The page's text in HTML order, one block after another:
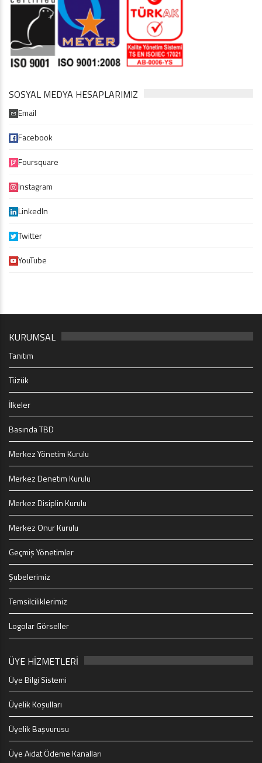
SOSYAL MEDYA HESAPLARIMIZ
Email
Facebook
Foursquare
Instagram
LinkedIn
Twitter
YouTube
KURUMSAL
Tanıtım
Tüzük
İlkeler
Basında TBD
Merkez Yönetim Kurulu
Merkez Denetim Kurulu
Merkez Disiplin Kurulu
Merkez Onur Kurulu
Geçmiş Yönetimler
Şubelerimiz
Temsilciliklerimiz
Logolar Görseller
ÜYE HİZMETLERİ
Üye Bilgi Sistemi
Üyelik Koşulları
Üyelik Başvurusu
Üye Aidat Ödeme Kanalları